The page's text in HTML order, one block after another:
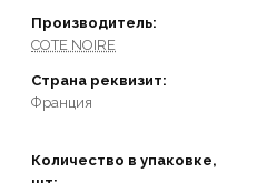
Производитель:
COTE NOIRE
Страна реквизит:
Франция
Количество в упаковке,